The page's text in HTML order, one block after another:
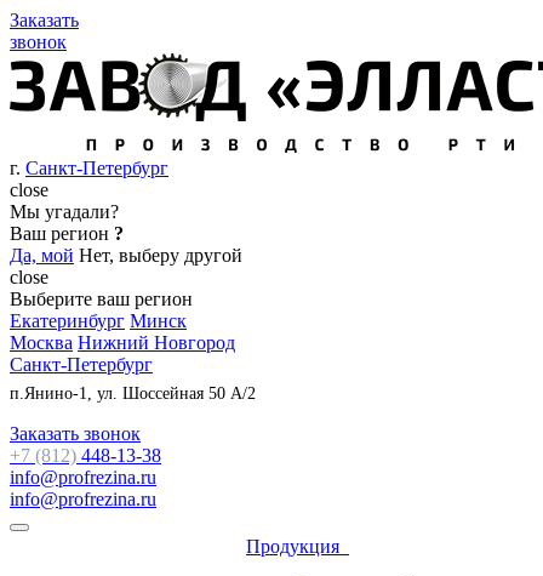
Заказать
звонок
г. Санкт-Петербург
close
Мы угадали?
Ваш регион ?
Да, мой Нет, выберу другой
close
Выберите ваш регион
Екатеринбург Минск
Москва Нижний Новгород
Санкт-Петербург
п.Янино-1, ул. Шоссейная 50 А/2
Заказать звонок
+7 (812) 448-13-38
info@profrezina.ru
info@profrezina.ru
Продукция